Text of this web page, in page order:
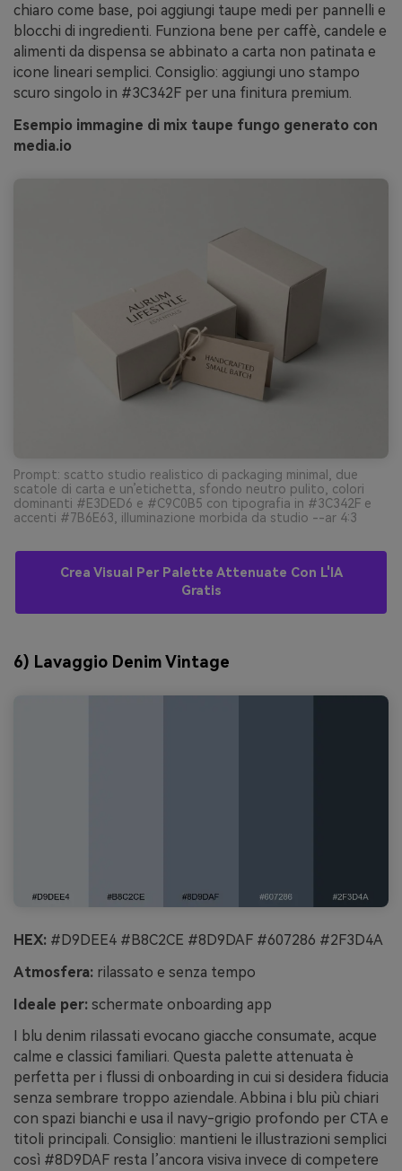
chiaro come base, poi aggiungi taupe medi per pannelli e
blocchi di ingredienti. Funziona bene per caffè, candele e
alimenti da dispensa se abbinato a carta non patinata e
icone lineari semplici. Consiglio: aggiungi uno stampo
scuro singolo in #3C342F per una finitura premium.
Esempio immagine di mix taupe fungo generato con
media.io
Prompt: scatto studio realistico di packaging minimal, due
scatole di carta e un’etichetta, sfondo neutro pulito, colori
dominanti #E3DED6 e #C9C0B5 con tipografia in #3C342F e
accenti #7B6E63, illuminazione morbida da studio --ar 4:3
Crea Visual Per Palette Attenuate Con L'IA
Gratis
6) Lavaggio Denim Vintage
HEX: #D9DEE4 #B8C2CE #8D9DAF #607286 #2F3D4A
Atmosfera: rilassato e senza tempo
Ideale per: schermate onboarding app
I blu denim rilassati evocano giacche consumate, acque
calme e classici familiari. Questa palette attenuata è
perfetta per i flussi di onboarding in cui si desidera fiducia
senza sembrare troppo aziendale. Abbina i blu più chiari
con spazi bianchi e usa il navy-grigio profondo per CTA e
titoli principali. Consiglio: mantieni le illustrazioni semplici
così #8D9DAF resta l’ancora visiva invece di competere